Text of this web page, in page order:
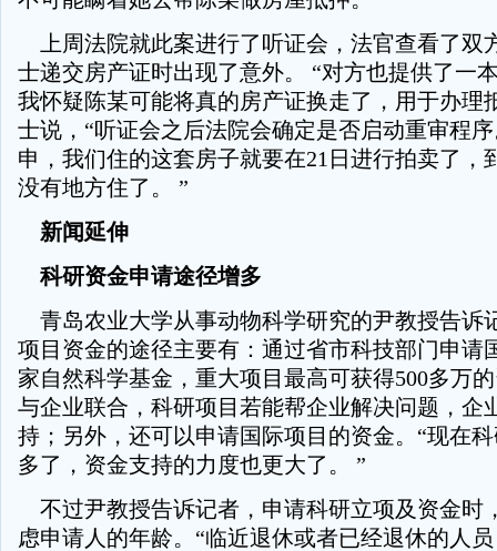
上周法院就此案进行了听证会，法官查看了双
士递交房产证时出现了意外。 “对方也提供了一
我怀疑陈某可能将真的房产证换走了，用于办理
士说，“听证会之后法院会确定是否启动重审程
申，我们住的这套房子就要在21日进行拍卖了，
没有地方住了。 ”
新闻延伸
科研资金申请途径增多
青岛农业大学从事动物科学研究的尹教授告诉
项目资金的途径主要有：通过省市科技部门申请
家自然科学基金，重大项目最高可获得500多万
与企业联合，科研项目若能帮企业解决问题，企
持；另外，还可以申请国际项目的资金。“现在
多了，资金支持的力度也更大了。 ”
不过尹教授告诉记者，申请科研立项及资金时
虑申请人的年龄。“临近退休或者已经退休的人